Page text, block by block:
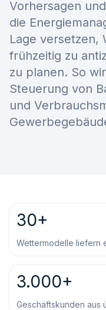
Vorhersagen
die
Lage versetzen,
frühzeitig zu
zu planen. So
Steuerung von
und
30+
Wettermodelle liefern
3.000+
Geschäftskunden aus